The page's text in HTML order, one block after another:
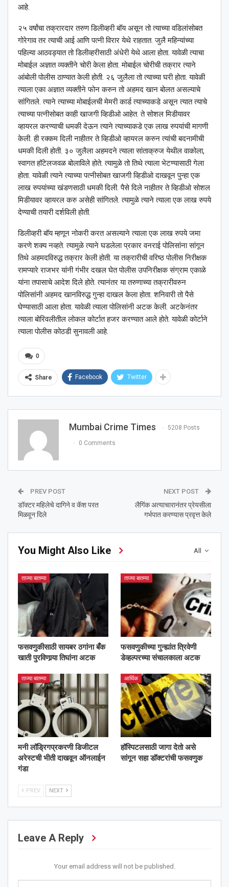
आहे.
२५ वर्षांचा तक्रारदार तरुण डिलीव्हरी बॉय असून तो त्याच्या वडिलांसोबत
गोरेगाव तर त्याची आई आणि पत्नी विरार येथे राहतात. जुलै महिन्यांच्या
पहिल्या आठवड्यात तो डिलीव्हरीसाठी अंधेरी येथे आला होता. यावेळी त्याचा
मोबाईल अज्ञात व्यक्तीने चोरी केला होता. मोबाईल चोरीची तक्रार त्याने
आंबोली पोलीस ठाण्यात केली होती. २६ जुलैला तो त्याच्या घरी होता. यावेळी
त्याला एका अज्ञात व्यक्तीने फोन करुन तो अहमद खान बोलत असल्याचे
सांगितले. त्याने त्याच्या मोबाईलची मेमरी कार्ड त्याच्याकडे असून त्यात त्याचे
त्याच्या पत्नीसोबत काही खाजगी व्हिडीओ आहेत. ते सोशल मिडीयावर
व्हायरल करण्याची धमकी देऊन त्याने त्याच्याकडे एक लाख रुपयांची मागणी
केली. ही रक्कम दिली नाहीतर ते व्हिडीओ व्हायरल करुन त्यांची बदनामीची
धमकी दिली होती. ३० जुलैला अहमदने त्याला सांताक्रुज येथील वाकोला,
स्वागत हॉटेलजवळ बोलाविले होते. त्यामुळे तो तिथे त्याला भेटण्यासाठी गेला
होता. यावेळी त्याने त्याच्या पत्नीसोबत खाजगी व्हिडीओ दाखवून पुन्हा एक
लाख रुपयांच्या खंडणसाठी धमकी दिली. पैसे दिले नाहीतर ते व्हिडीओ सोशल
मिडीयावर व्हायरल करु असेही सांगितले. त्यामुळे त्याने त्याला एक लाख रुपये
देण्याची तयारी दर्शविली होती.
डिलीव्हरी बॉय म्हणून नोकरी करत असल्याने त्याला एक लाख रुपये जमा
करणे शक्य नव्हते. त्यामुळे त्याने घडलेला प्रकार वनराई पोलिसांना सांगून
तिथे अहमदविरुद्ध तक्रार केली होती. या तक्रारीची वरिष्ठ पोलीस निरीक्षक
रामप्यारे राजभर यांनी गंभीर दखल घेत पोलीस उपनिरीक्षक संग्राम एकाळे
यांना तपासाचे आदेश दिले होते. त्यानंतर या तरुणाच्या तक्रारीवरुन
पोलिसांनी अहमद खानविरुद्ध गुन्हा दाखल केला होता. शनिवारी तो पैसे
घेण्यासाठी आला होता. यावेळी त्याला पोलिसांनी अटक केली. अटकेनंतर
त्याला बोरिवलीतील लोकल कोर्टात हजर करण्यात आले होते. यावेळी कोर्टाने
त्याला पोलीस कोठडी सुनावली आहे.
0
Share Facebook Twitter
Mumbai Crime Times 5208 Posts
0 Comments
PREV POST
डॉक्टर महिलेचे दागिने व कॅश परत
मिळवून दिले
NEXT POST
लैगिंक अत्याचारानंतर प्रेयसीला
गर्भपात करण्यास प्रवृत्त केले
All
You Might Also Like
ताज्या बातम्या
फसवणुकीसाठी सायबर ठगांना बँक
खाती पुरविणार्‍या तिघांना अटक
ताज्या बातम्या
फसवणुकीच्या गुन्ह्यांत त्रिवेणी
डेव्हल्परच्या संचालकाला अटक
ताज्या बातम्या
मनी लॉड्रिगप्रकरणी डिजीटल
अरेस्टची भीती दाखवून ऑनलाईन
गंडा
आर्थिक
हॉस्पिटलसाठी जागा देतो असे
सांगून सहा डॉक्टरांची फसवणुक
PREV NEXT
Leave A Reply
Your email address will not be published.